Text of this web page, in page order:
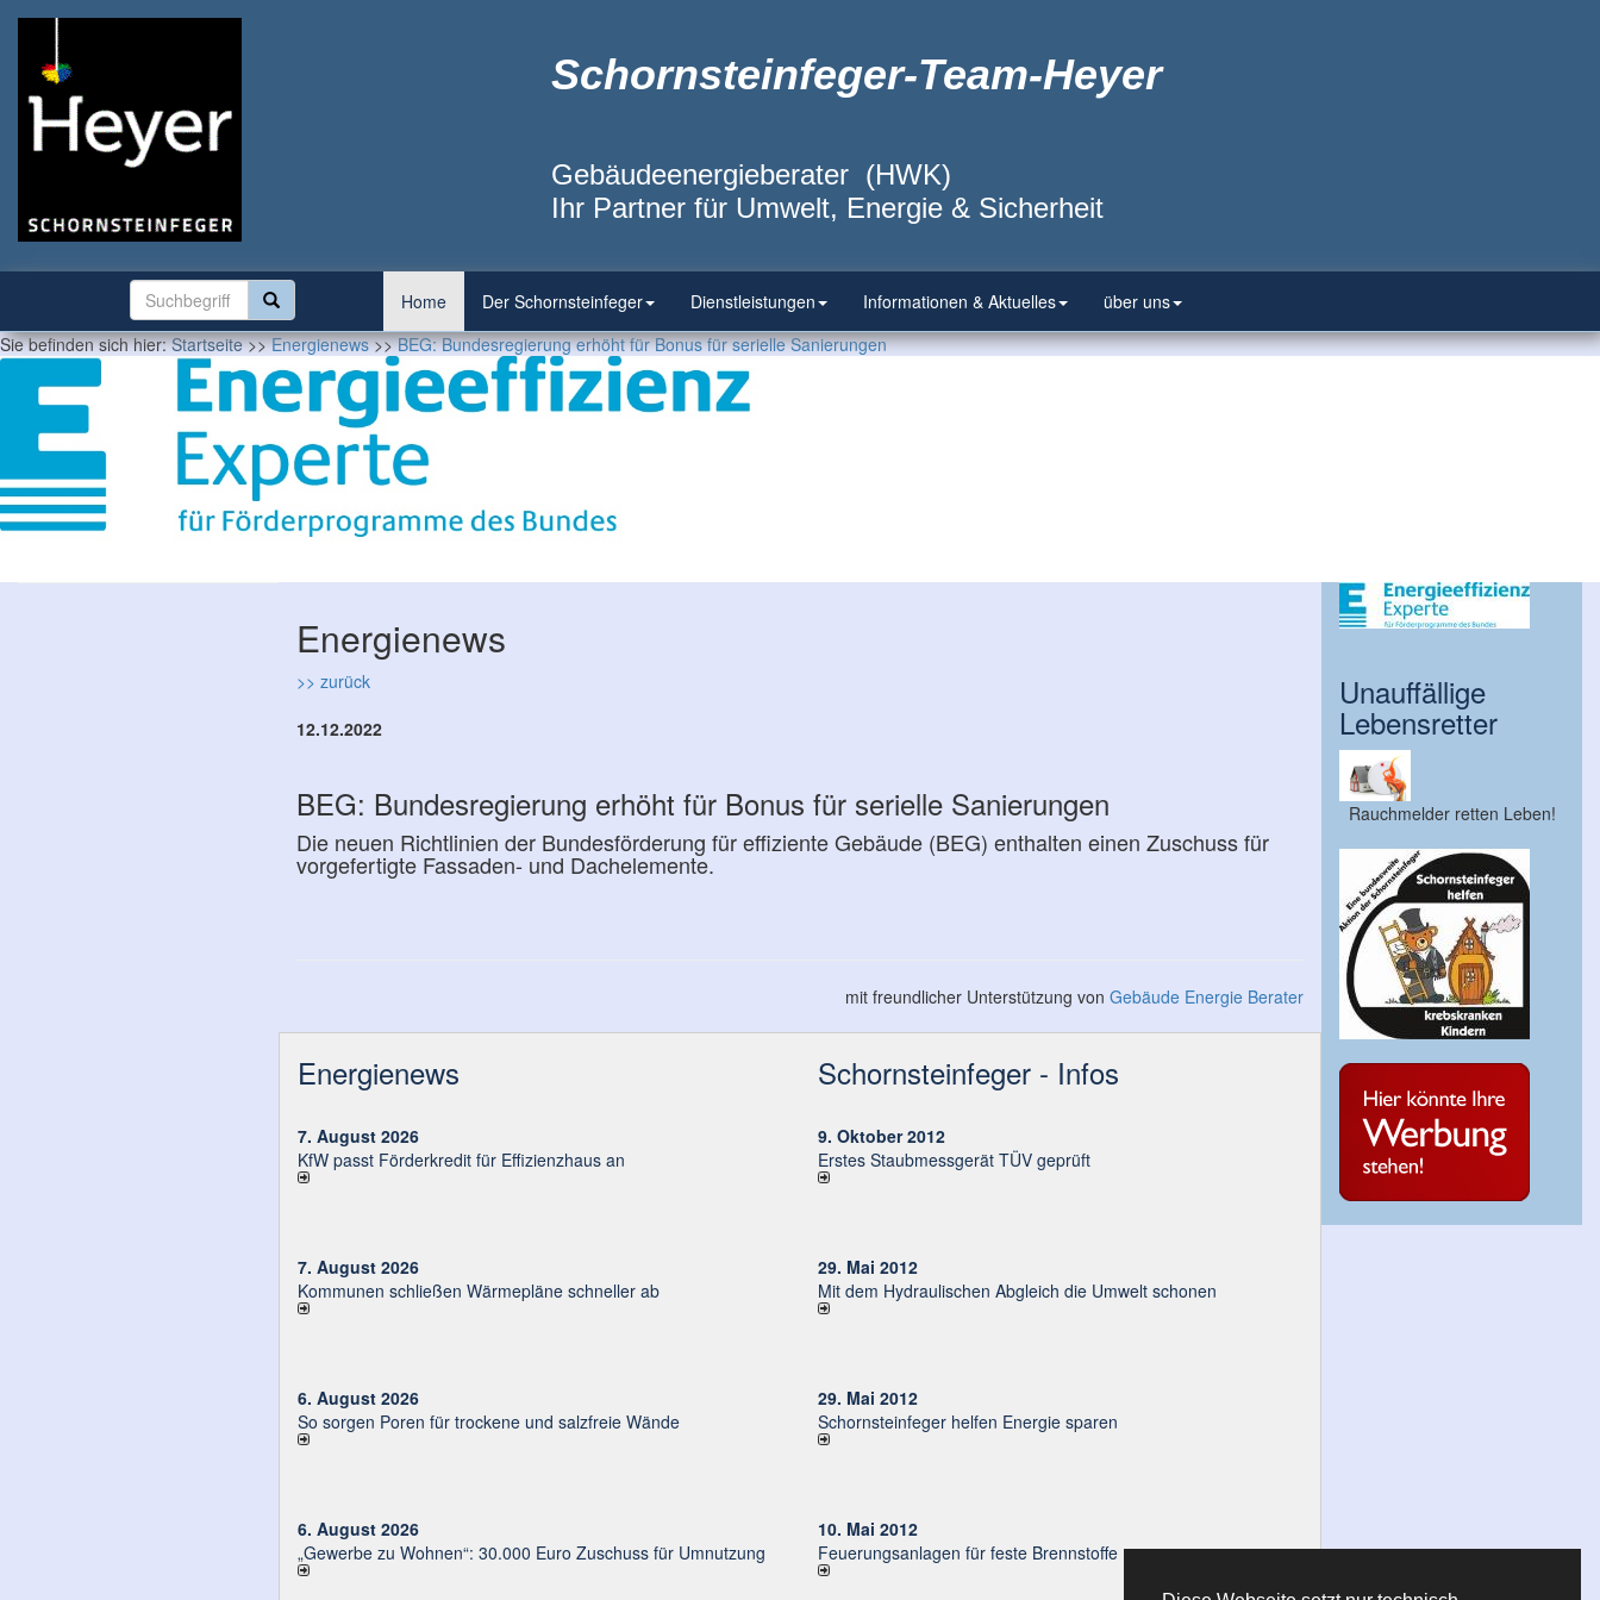
Schornsteinfeger-Team-Heyer
Gebäudeenergieberater (HWK)
Ihr Partner für Umwelt, Energie & Sicherheit
Home Der Schornsteinfeger Dienstleistungen Informationen & Aktuelles
über uns
Sie befinden sich hier:Startseite>>Energienews>>BEG: Bundesregierung erhöht für Bonus für serielle Sanierungen
Energienews
>> zurück
12.12.2022
BEG: Bundesregierung erhöht für Bonus für serielle Sanierungen
Die neuen Richtlinien der Bundesförderung für effiziente Gebäude (BEG) enthalten einen Zuschuss für
vorgefertigte Fassaden- und Dachelemente.
mit freundlicher Unterstützung von Gebäude Energie Berater
Energienews
7. August 2026
KfW passt Förderkredit für Effizienzhaus an
7. August 2026
Kommunen schließen Wärmepläne schneller ab
6. August 2026
So sorgen Poren für trockene und salzfreie Wände
6. August 2026
„Gewerbe zu Wohnen“: 30.000 Euro Zu­schuss für Um­nut­zung
Schornsteinfeger - Infos
9. Oktober 2012
Erstes Staubmessgerät TÜV geprüft
29. Mai 2012
Mit dem Hydraulischen Abgleich die Umwelt schonen
29. Mai 2012
Schornsteinfeger helfen Energie sparen
10. Mai 2012
Feuerungsanlagen für feste Brennstoffe
Unauffällige
Lebensretter
Rauchmelder retten Leben!